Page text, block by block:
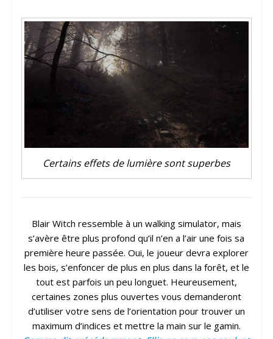
Certains effets de lumière sont superbes
Blair Witch ressemble à un walking simulator, mais
s’avère être plus profond qu’il n’en a l’air une fois sa
première heure passée. Oui, le joueur devra explorer
les bois, s’enfoncer de plus en plus dans la forêt, et le
tout est parfois un peu longuet. Heureusement,
certaines zones plus ouvertes vous demanderont
d’utiliser votre sens de l’orientation pour trouver un
maximum d’indices et mettre la main sur le gamin.